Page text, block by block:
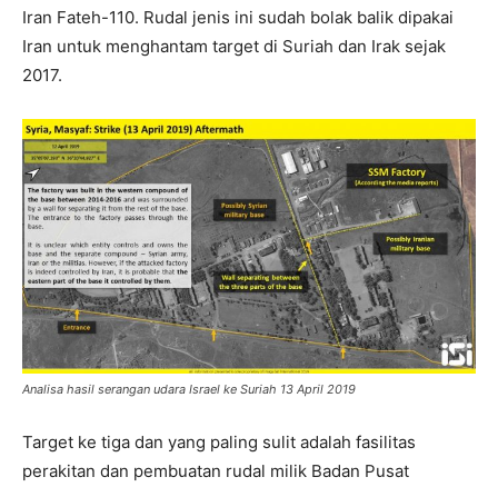
Iran Fateh-110. Rudal jenis ini sudah bolak balik dipakai
Iran untuk menghantam target di Suriah dan Irak sejak
2017.
Analisa hasil serangan udara Israel ke Suriah 13 April 2019
Target ke tiga dan yang paling sulit adalah fasilitas
perakitan dan pembuatan rudal milik Badan Pusat